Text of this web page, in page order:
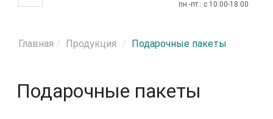
пн.-пт.: c 10:00-18:00
Главная Продукция Подарочные пакеты
Подарочные пакеты